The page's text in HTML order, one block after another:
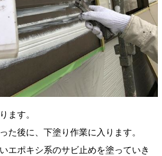
ます。
た後に、下塗り作業に入ります。
エポキシ系のサビ止めを塗っていき